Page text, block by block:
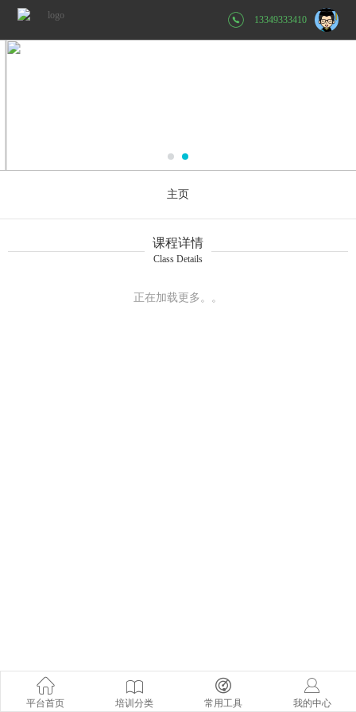
13349333410
主页
课程详情
Class Details
正在加载更多。。
平台首页 培训分类 常用工具 我的中心